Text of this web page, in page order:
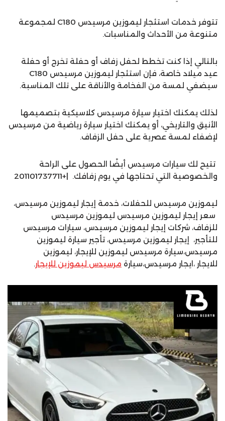
تتوفر خدمات استئجار ليموزين مرسيدس C180 لمجموعة
متنوعة من الأحداث والمناسبات.
بالتالي إذا كنت تخطط لحفل زفاف أو حفلة تخرج أو حفلة
عيد ميلاد خاصة، فإن استئجار ليموزين مرسيدس C180
سيضفي لمسة من الفخامة والأناقة على تلك المناسبة.
لذلك يمكنك اختيار سيارة مرسيدس كلاسيكية بتصميمها
الأنيق والتاريخي، أو يمكنك اختيار سيارة رياضية من مرسيدس
لإضفاء لمسة عصرية على حفل الزفاف.
تتيح لك سيارات مرسيدس أيضًا الحصول على الراحة
والخصوصية التي تحتاجها في يوم زفافك. |+201101737711
ليموزين مرسيدس للحفلات، خدمة إيجار ليموزين مرسيدس،
سعر إيجار ليموزين مرسيدس ليموزين مرسيدس
للزفاف، شركات إيجار ليموزين مرسيدس، سيارات مرسيدس
للتأجير، إيجار ليموزين مرسيدس، تأجير سيارة ليموزين
مرسيدس،سيارة مرسيدس ليموزين للإيجار، ليموزين
للايجار ،ايجار مرسيدس،سيارة مرسيدس ليموزين للإيجار.